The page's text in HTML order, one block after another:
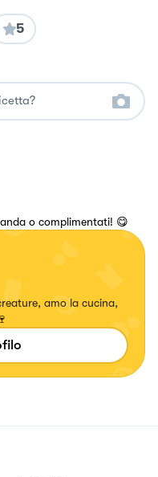
5
o complimentati! 😋
amo la cucina,